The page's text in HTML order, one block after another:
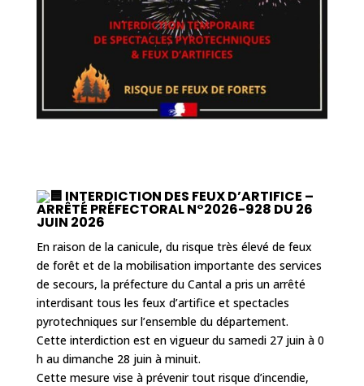
INTERDICTION DES FEUX D’ARTIFICE –
ARRÊTÉ PRÉFECTORAL N°2026-928 DU 26
JUIN 2026
En raison de la canicule, du risque très élevé de feux
de forêt et de la mobilisation importante des services
de secours, la préfecture du Cantal a pris un arrêté
interdisant tous les feux d’artifice et spectacles
pyrotechniques sur l’ensemble du département.
Cette interdiction est en vigueur du samedi 27 juin à 0
h au dimanche 28 juin à minuit.
Cette mesure vise à prévenir tout risque d’incendie,